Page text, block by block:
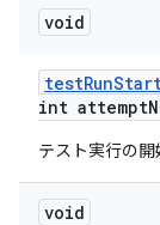
void
testRun
int attempt
テスト実行の開
void